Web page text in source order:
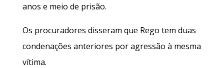
anos e meio de prisão.
Os procuradores disseram que Rego tem duas
condenações anteriores por agressão à mesma
vítima.